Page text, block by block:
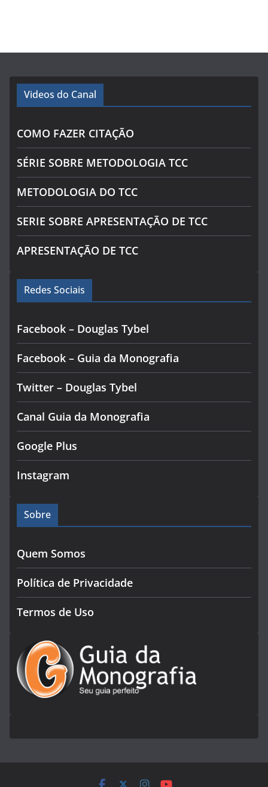
Videos do Canal
COMO FAZER CITAÇÃO
SÉRIE SOBRE METODOLOGIA TCC
METODOLOGIA DO TCC
SERIE SOBRE APRESENTAÇÃO DE TCC
APRESENTAÇÃO DE TCC
Redes Sociais
Facebook – Douglas Tybel
Facebook – Guia da Monografia
Twitter – Douglas Tybel
Canal Guia da Monografia
Google Plus
Instagram
Sobre
Quem Somos
Política de Privacidade
Termos de Uso